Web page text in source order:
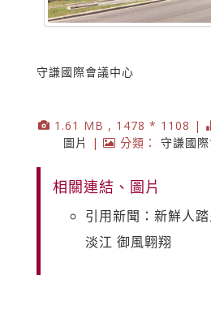
守謙國際會議中心
1.61 MB , 1478 * 1108 |
圖片
| 分類： 守謙國
相關連結、圖片
引用新聞：新鮮人
淡江 御風翺翔